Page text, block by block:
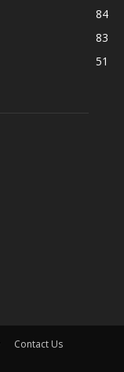
84
83
51
Contact Us